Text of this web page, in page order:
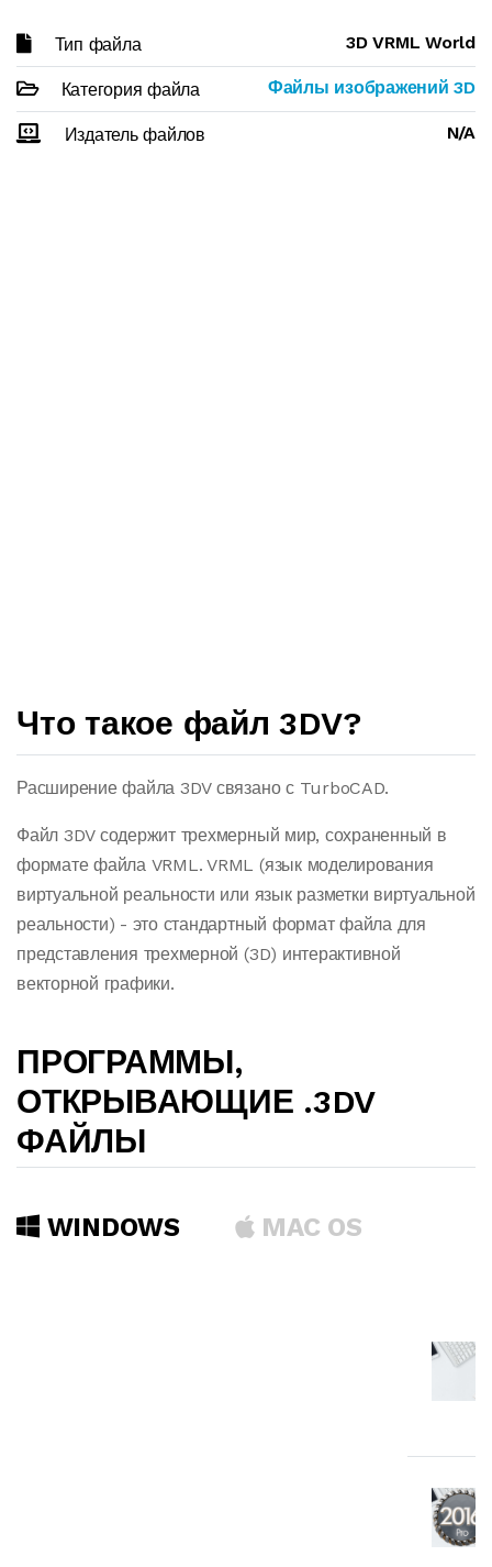
Тип файла 3D VRML World
Категория файла Файлы изображений 3D
Издатель файлов N/A
Что такое файл 3DV?
Расширение файла 3DV связано с TurboCAD.
Файл 3DV содержит трехмерный мир, сохраненный в
формате файла VRML. VRML (язык моделирования
виртуальной реальности или язык разметки виртуальной
реальности) - это стандартный формат файла для
представления трехмерной (3D) интерактивной
векторной графики.
ПРОГРАММЫ,
ОТКРЫВАЮЩИЕ .3DV
ФАЙЛЫ
WINDOWS MAC OS